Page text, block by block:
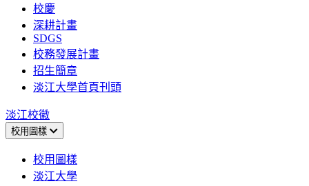
校慶
深耕計畫
SDGS
校務發展計畫
招生簡章
淡江大學首頁刊頭
淡江校徽
校用圖樣
校用圖樣
淡江大學